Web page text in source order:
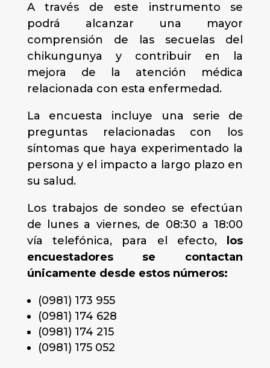
A través de este instrumento se
podrá alcanzar una mayor
comprensión de las secuelas del
chikungunya y contribuir en la
mejora de la atención médica
relacionada con esta enfermedad.
La encuesta incluye una serie de
preguntas relacionadas con los
síntomas que haya experimentado la
persona y el impacto a largo plazo en
su salud.
Los trabajos de sondeo se efectúan
de lunes a viernes, de 08:30 a 18:00
vía telefónica, para el efecto,los
encuestadores se contactan
únicamente desde estos números:
(0981) 173 955
(0981) 174 628
(0981) 174 215
(0981) 175 052